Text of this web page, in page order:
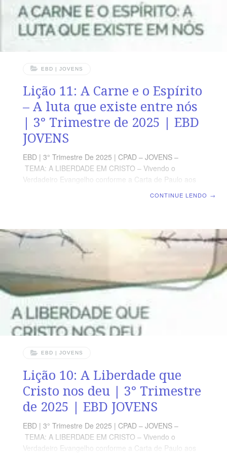
EBD | JOVENS
Lição 11: A Carne e o Espírito
– A luta que existe entre nós
| 3° Trimestre de 2025 | EBD
JOVENS
EBD | 3° Trimestre De 2025 | CPAD – JOVENS –
TEMA: A LIBERDADE EM CRISTO – Vivendo o
Verdadeiro Evangelho conforme a Carta de Paulo aos
RESUMO DA LIÇÃO A quem nos submetemos mostrará
se andamos na carne ou no Espírito. LEITURA DA
SEMANA SEGUNDA — Gl 5.17 Nossa luta
interiorTERÇA — Gl 5.23 Não há Lei
CONTINUE LENDO →
EBD | JOVENS
Lição 10: A Liberdade que
Cristo nos deu | 3° Trimestre
de 2025 | EBD JOVENS
EBD | 3° Trimestre De 2025 | CPAD – JOVENS –
TEMA: A LIBERDADE EM CRISTO – Vivendo o
Verdadeiro Evangelho conforme a Carta de Paulo aos